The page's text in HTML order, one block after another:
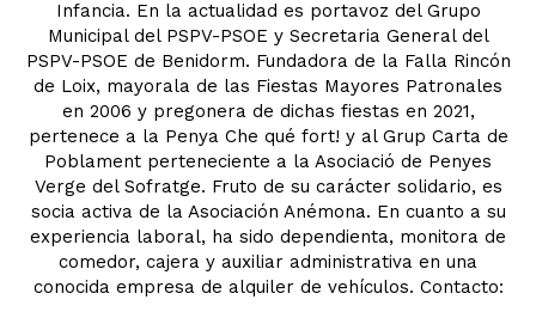
Infancia. En la actualidad es portavoz del Grupo
Municipal del PSPV-PSOE y Secretaria General del
PSPV-PSOE de Benidorm. Fundadora de la Falla Rincón
de Loix, mayorala de las Fiestas Mayores Patronales
en 2006 y pregonera de dichas fiestas en 2021,
pertenece a la Penya Che qué fort! y al Grup Carta de
Poblament perteneciente a la Asociació de Penyes
Verge del Sofratge. Fruto de su carácter solidario, es
socia activa de la Asociación Anémona. En cuanto a su
experiencia laboral, ha sido dependienta, monitora de
comedor, cajera y auxiliar administrativa en una
conocida empresa de alquiler de vehículos. Contacto: